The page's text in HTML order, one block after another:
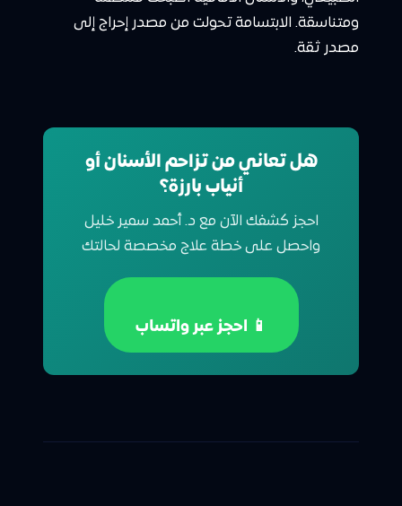
ومتناسقة. الابتسامة تحولت من مصدر إحراج إلى
مصدر ثقة.
هل تعاني من تزاحم الأسنان أو
أنياب بارزة؟
احجز كشفك الآن مع د. أحمد سمير خليل
واحصل على خطة علاج مخصصة لحالتك
📱 احجز عبر واتساب